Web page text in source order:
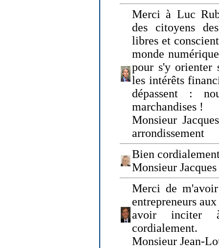
Merci à Luc
des citoyens
libres et
monde
pour s'y orienter
les intérêts
dépassent :
marchandises !
Monsieur
arrondissement
Bien
Monsieur
Merci de
entrepreneurs
avoir inciter
cordialement.
Monsieur Jean-